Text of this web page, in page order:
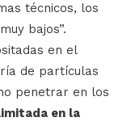
técnicos, los
bajos”.
en el
de partículas
penetrar en los
en la